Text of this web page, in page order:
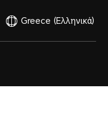
Greece (Ελληνικά)